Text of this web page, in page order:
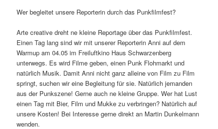
Wer begleitet unsere Reporterin durch das Punkfilmfest?
Arte creative dreht ne kleine Reportage über das Punkfilmfest.
Einen Tag lang sind wir mit unserer Reporterin Anni auf dem
Warmup am 04.05 im Freiluftkino Haus Schwarzenberg
unterwegs. Es wird Filme geben, einen Punk Flohmarkt und
natürlich Musik. Damit Anni nicht ganz alleine von Film zu Film
springt, suchen wir eine Begleitung für sie. Natürlich jemanden
aus der Punkszene! Gerne auch ne kleine Gruppe. Wer hat Lust
einen Tag mit Bier, Film und Mukke zu verbringen? Natürlich auf
unsere Kosten! Bei Interesse gerne direkt an Martin Dunkelmann
wenden.